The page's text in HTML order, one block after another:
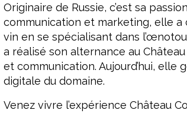
Originaire de Russie, c’est sa
communication et marketing, elle
vin en se spécialisant dans
a réalisé son alternance au
et communication. Aujourd’hui,
digitale du domaine.
Venez vivre l’expérience Château